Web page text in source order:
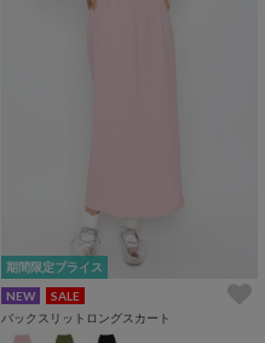
期間限定プライス
NEW
SALE
バックスリットロングスカート